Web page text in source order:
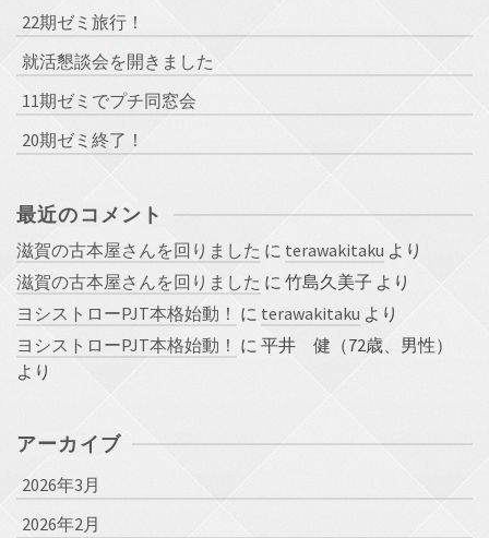
22期ゼミ旅行！
就活懇談会を開きました
11期ゼミでプチ同窓会
20期ゼミ終了！
最近のコメント
滋賀の古本屋さんを回りました に terawakitaku より
滋賀の古本屋さんを回りました に 竹島久美子 より
ヨシストローPJT本格始動！ に terawakitaku より
ヨシストローPJT本格始動！ に 平井 健（72歳、男性）
より
アーカイブ
2026年3月
2026年2月